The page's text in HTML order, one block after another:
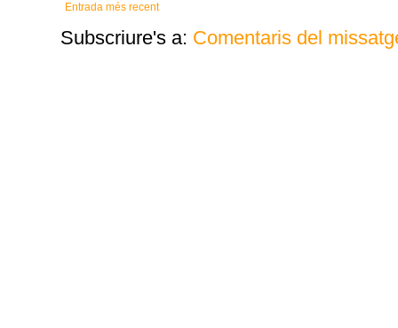
Entrada més recent
Subscriure's a: Comentaris del